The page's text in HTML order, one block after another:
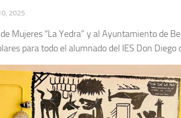
2025
Mujeres “La Yedra” y al Ayuntamiento de
para todo el alumnado del IES Don Diego